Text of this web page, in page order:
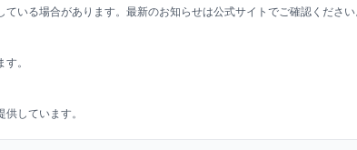
いる場合があります。最新のお知らせは公式サイトでご確認ください
。
しています。